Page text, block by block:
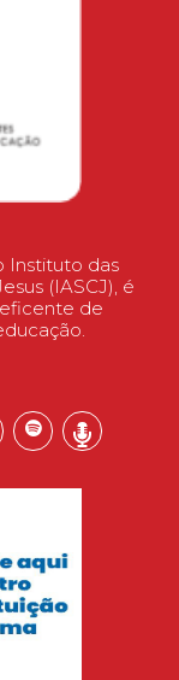
Instituto das
(IASCJ), é
de